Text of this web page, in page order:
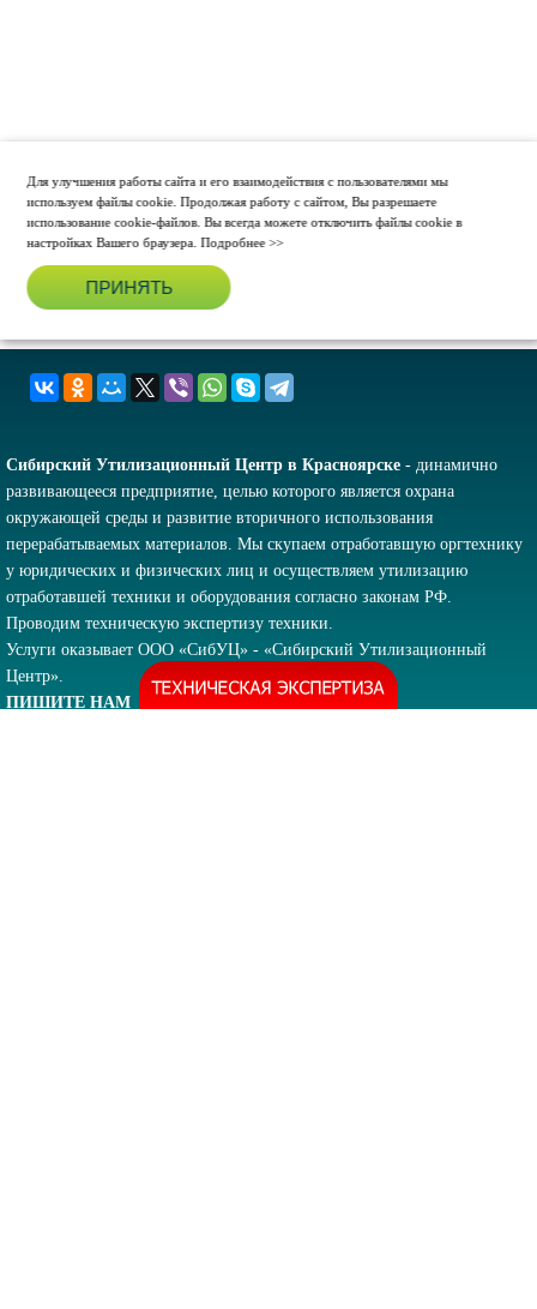
Для улучшения работы сайта и его взаимодействия с пользователями мы
используем файлы cookie. Продолжая работу с сайтом, Вы разрешаете
использование cookie-файлов. Вы всегда можете отключить файлы cookie в
настройках Вашего браузера.Подробнее >>
ПРИНЯТЬ
Сибирский Утилизационный Центр в Красноярске - динамично
развивающееся предприятие, целью которого является охрана
окружающей среды и развитие вторичного использования
перерабатываемых материалов. Мы скупаем отработавшую оргтехнику
у юридических и физических лиц и осуществляем утилизацию
отработавшей техники и оборудования согласно законам РФ.
Проводим техническую экспертизу техники.
Услуги оказывает ООО «СибУЦ» - «Сибирский Утилизационный
Центр».
ПИШИТЕ НАМ